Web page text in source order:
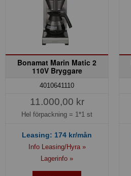
Bonamat Marin Matic 2
110V Bryggare
4010641110
11.000,00 kr
Hel förpackning = 1*1 st
Leasing: 174 kr/mån
Info Leasing/Hyra »
Lagerinfo »